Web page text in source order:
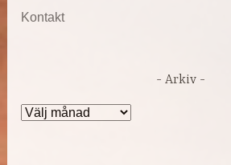
Kontakt
Arkiv
Arkiv